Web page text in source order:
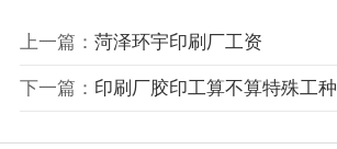
上一篇： 菏泽环宇印刷厂工资
下一篇： 印刷厂胶印工算不算特殊工种